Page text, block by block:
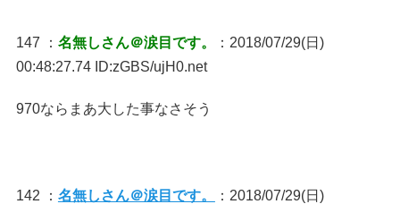
147 ： 名無しさん＠涙目です。
：2018/07/29(日)
00:48:27.74 ID:zGBS/ujH0.net
970ならまあ大した事なさそう
142 ： 名無しさん＠涙目です。
：2018/07/29(日)